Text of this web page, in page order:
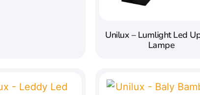
Unilux – Lumlight Led
Lampe